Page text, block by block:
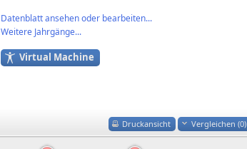
Datenblatt ansehen oder bearbeiten...
Weitere Jahrgänge...
Virtual Machine
Druckansicht Vergleichen (0)